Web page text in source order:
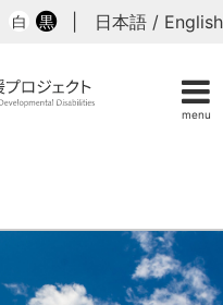
menu
白 黒 日本語 / English